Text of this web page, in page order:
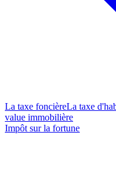
La taxe foncièreLa taxe
value immobilière
Impôt sur la fortune